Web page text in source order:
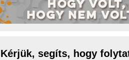
Kérjük, segíts, hogy